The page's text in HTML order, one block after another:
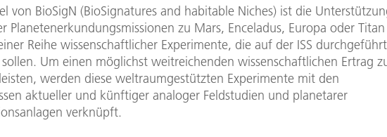
von BioSigN (BioSignatures and habitable Niches) ist die
Planetenerkundungsmissionen zu Mars, Enceladus, Europa oder Titan
Reihe wissenschaftlicher Experimente, die auf der ISS durchgeführt
Um einen möglichst weitreichenden wissenschaftlichen Ertrag
werden diese weltraumgestützten Experimente mit den
aktueller und künftiger analoger Feldstudien und planetarer
verknüpft.